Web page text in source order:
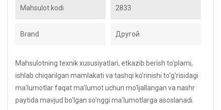
Mahsulot kodi 2833
Brand Другой
Mahsulotning texnik xususiyatlari, etkazib berish to'plami,
ishlab chiqarilgan mamlakati va tashqi ko'rinishi to'g'risidagi
ma'lumotlar faqat ma'lumot uchun mo'ljallangan va nashr
paytida mavjud bo'lgan so'nggi ma'lumotlarga asoslanadi.